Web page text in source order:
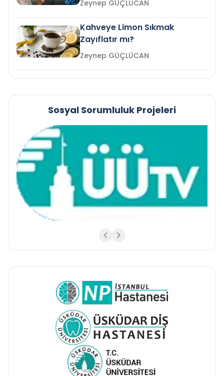
Zeynep GÜÇLÜCAN
Kahveye Limon Sıkmak
Zayıflatır mı?
Zeynep GÜÇLÜCAN
Sosyal Sorumluluk Projeleri